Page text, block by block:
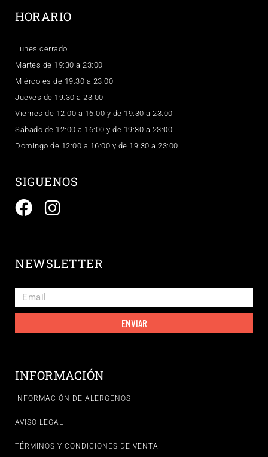
HORARIO
Lunes cerrado
Martes de 19:30 a 23:00
Miércoles de 19:30 a 23:00
Jueves de 19:30 a 23:00
Viernes de 12:00 a 16:00 y de 19:30 a 23:00
Sábado de 12:00 a 16:00 y de 19:30 a 23:00
Domingo de 12:00 a 16:00 y de 19:30 a 23:00
SIGUENOS
NEWSLETTER
ENVIAR
INFORMACIÓN
INFORMACIÓN DE ALERGENOS
AVISO LEGAL
TÉRMINOS Y CONDICIONES DE VENTA